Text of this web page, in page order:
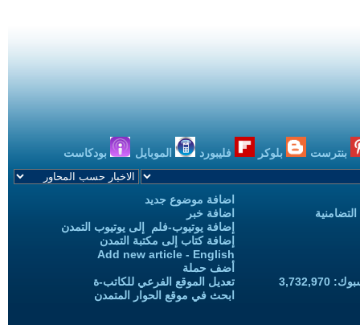
بنترست بلوكر فليبورد الموبايل بودكاست
اضافة موضوع جديد
اضافة خبر
إضافة يوتيوب-فلم إلى يوتيوب التمدن
إضافة كتاب إلى مكتبة التمدن
Add new article - English
أضف حملة
تعديل الموقع الفرعي للكاتب-ة
ابحث في موقع الحوار المتمدن